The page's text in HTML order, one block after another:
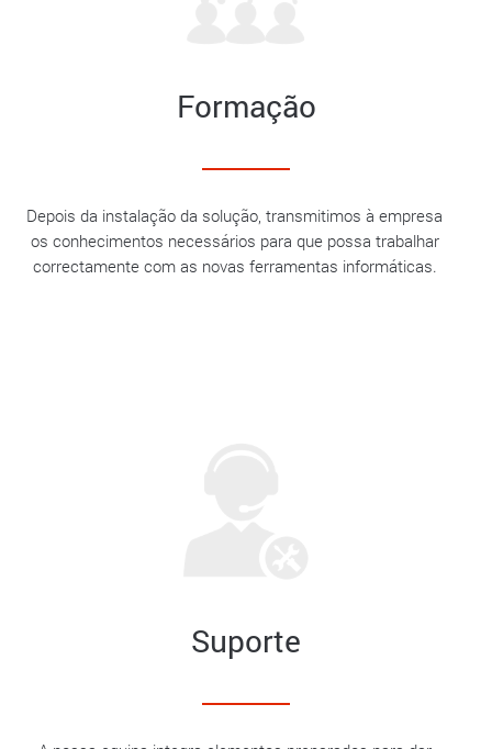
Formação
Depois da instalação da solução, transmitimos à empresa
os conhecimentos necessários para que possa trabalhar
correctamente com as novas ferramentas informáticas.
Suporte